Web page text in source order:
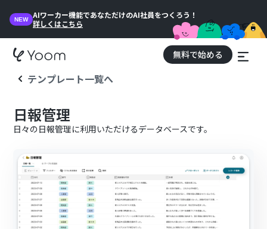
NEW
AIワーカー機能であなただけのAI社員をつくろう！
詳しくはこちら
無料で始める
テンプレート一覧へ
日報管理
日々の日報管理に利用いただけるデータベースです。